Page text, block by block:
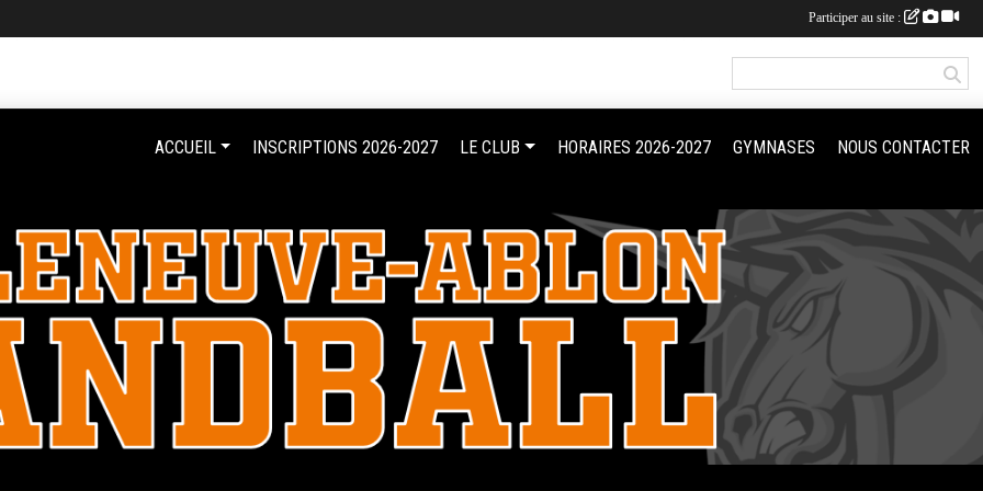
ACCUEIL INSCRIPTIONS 2026-2027 LE CLUB HORAIRES 2026-2027 GYMNASES NOUS CONTACTER
Participer au site :